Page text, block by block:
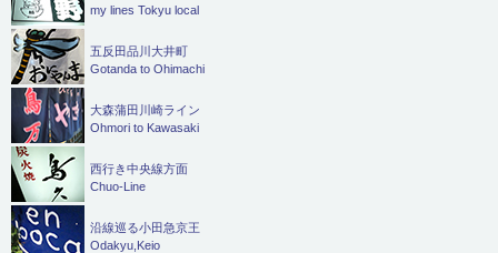
my lines Tokyu local
五反田品川大井町
Gotanda to Ohimachi
大森蒲田川崎ライン
Ohmori to Kawasaki
西行き中央線方面
Chuo-Line
沿線巡る小田急京王
Odakyu,Keio